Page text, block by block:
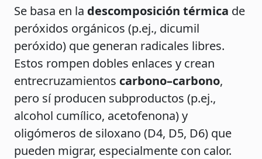
Se basa en la descomposición térmica de
peróxidos orgánicos (p.ej., dicumil
peróxido) que generan radicales libres.
Estos rompen dobles enlaces y crean
entrecruzamientos carbono–carbono,
pero sí producen subproductos (p.ej.,
alcohol cumílico, acetofenona) y
oligómeros de siloxano (D4, D5, D6) que
pueden migrar, especialmente con calor.